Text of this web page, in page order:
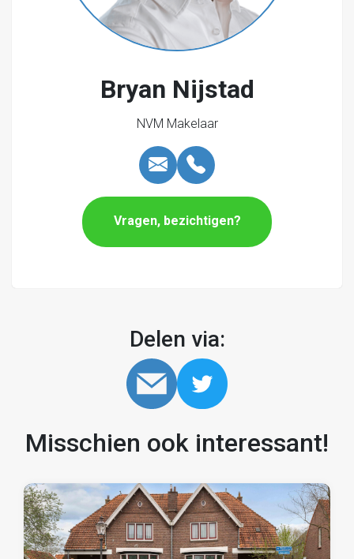
algemene bepalingen (meest recente versie).
Bryan Nijstad
NVM Makelaar
Vragen, bezichtigen?
Delen via:
Misschien ook interessant!